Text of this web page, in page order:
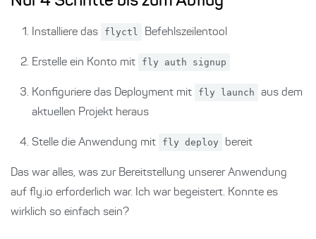
Installiere das flyctl Befehlszeilentool
Erstelle ein Konto mit fly auth signup
Konfiguriere das Deployment mit fly launch
aus dem
aktuellen Projekt heraus
Stelle die Anwendung mit fly deploy bereit
Das war alles, was zur Bereitstellung unserer Anwendung
auf fly.io erforderlich war. Ich war begeistert. Konnte es
wirklich so einfach sein?